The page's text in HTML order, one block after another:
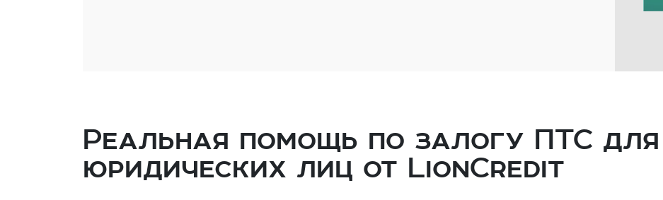
Реальная помощь по залогу ПТС для
юридических лиц от LionCredit